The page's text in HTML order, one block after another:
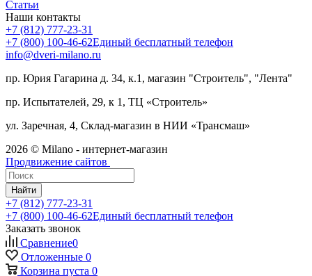
Статьи
Наши контакты
+7 (812) 777-23-31
+7 (800) 100-46-62Единый бесплатный телефон
info@dveri-milano.ru
пр. Юрия Гагарина д. 34, к.1, магазин "Строитель", "Лента"
пр. Испытателей, 29, к 1, ТЦ «Строитель»
ул. Заречная, 4, Склад-магазин в НИИ «Трансмаш»
2026 © Milano - интернет-магазин
Продвижение сайтов
Найти
+7 (812) 777-23-31
+7 (800) 100-46-62Единый бесплатный телефон
Заказать звонок
Сравнение0
Отложенные 0
Корзина пуста 0